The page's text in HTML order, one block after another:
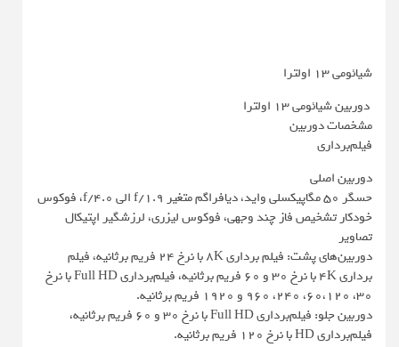
شیائومی 13 اولترا
دوربین شیائومی 13 اولترا
مشخصات دوربین
فیلم‌برداری
دوربین اصلی
حسگر 50 مگاپیکسلی واید، دیافراگم متغیر f/1.9 الی f/4.0، فوکوس
خودکار تشخیص فاز چند وجهی، فوکوس لیزری، لرزشگیر اپتیکال
تصاویر
دوربین‌های پشت: فیلم برداری 8K با نرخ ۲۴ فریم برثانیه، فیلم
برداری 4K با نرخ ۳۰ و ۶۰ فریم برثانیه، فیلم‌برداری Full HD با نرخ
۳۰، ۶۰،۱۲۰، ۲۴۰، ۹۶۰ و ۱۹۲۰ فریم برثانیه.
دوربین جلو: فیلم‌برداری Full HD با نرخ ۳۰ و ۶۰ فریم برثانیه،
فیلم‌برداری HD با نرخ ۱۲۰ فریم برثانیه.